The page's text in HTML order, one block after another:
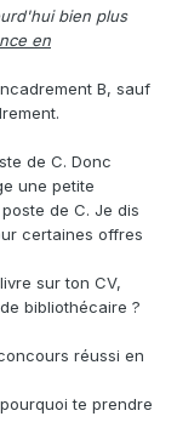
bien plus
en
B, sauf
de C. Donc
une petite
de C. Je dis
certaines offres
sur ton CV,
bibliothécaire ?
réussi en
te prendre